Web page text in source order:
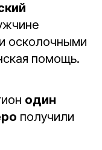
осколочными
помощь.
один
получили